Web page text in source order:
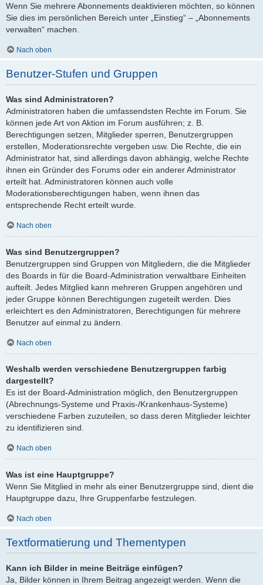
Wenn Sie mehrere Abonnements deaktivieren möchten, so können
Sie dies im persönlichen Bereich unter „Einstieg“ – „Abonnements
verwalten“ machen.
Nach oben
Benutzer-Stufen und Gruppen
Was sind Administratoren?
Administratoren haben die umfassendsten Rechte im Forum. Sie
können jede Art von Aktion im Forum ausführen; z. B.
Berechtigungen setzen, Mitglieder sperren, Benutzergruppen
erstellen, Moderationsrechte vergeben usw. Die Rechte, die ein
Administrator hat, sind allerdings davon abhängig, welche Rechte
ihnen ein Gründer des Forums oder ein anderer Administrator
erteilt hat. Administratoren können auch volle
Moderationsberechtigungen haben, wenn ihnen das
entsprechende Recht erteilt wurde.
Nach oben
Was sind Benutzergruppen?
Benutzergruppen sind Gruppen von Mitgliedern, die die Mitglieder
des Boards in für die Board-Administration verwaltbare Einheiten
aufteilt. Jedes Mitglied kann mehreren Gruppen angehören und
jeder Gruppe können Berechtigungen zugeteilt werden. Dies
erleichtert es den Administratoren, Berechtigungen für mehrere
Benutzer auf einmal zu ändern.
Nach oben
Weshalb werden verschiedene Benutzergruppen farbig
dargestellt?
Es ist der Board-Administration möglich, den Benutzergruppen
(Abrechnungs-Systeme und Praxis-/Krankenhaus-Systeme)
verschiedene Farben zuzuteilen, so dass deren Mitglieder leichter
zu identifizieren sind.
Nach oben
Was ist eine Hauptgruppe?
Wenn Sie Mitglied in mehr als einer Benutzergruppe sind, dient die
Hauptgruppe dazu, Ihre Gruppenfarbe festzulegen.
Nach oben
Textformatierung und Thementypen
Kann ich Bilder in meine Beiträge einfügen?
Ja, Bilder können in Ihrem Beitrag angezeigt werden. Wenn die